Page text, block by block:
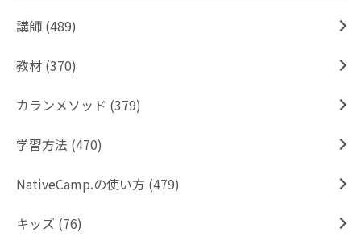
講師 (489)
教材 (370)
カランメソッド (379)
学習方法 (470)
NativeCamp.の使い方 (479)
キッズ (76)